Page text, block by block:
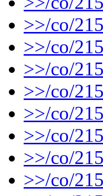
>>/co/
>>/co/
>>/co/
>>/co/
>>/co/
>>/co/
>>/co/
>>/co/